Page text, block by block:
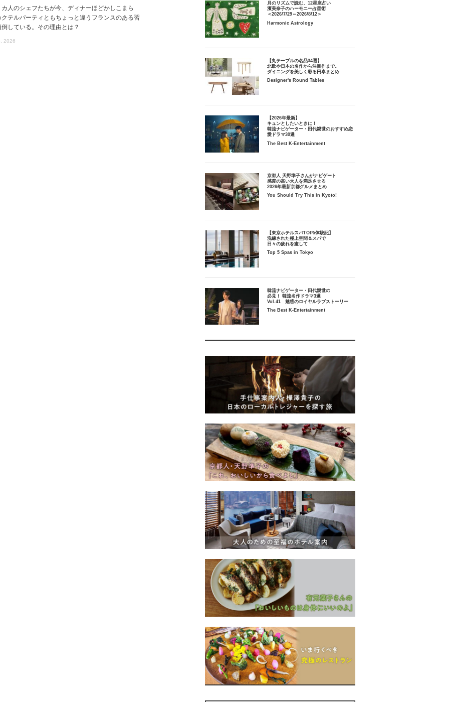
カ人のシェフたちが今、ディナーほどかしこまら
クテルパーティともちょっと違うフランスのある習
している。その理由とは？
2026
月のリズムで読む、12星座占い
濱美奈子のハーモニー占星術
＜2026/7/29～2026/8/12＞
Harmonic Astrology
【丸テーブルの名品34選】
北欧や日本の名作から注目作まで。
ダイニングを美しく彩る円卓まとめ
Designer's Round Tables
【2026年最新】
キュンとしたいときに！
韓流ナビゲーター・田代親世のおすすめ恋
愛ドラマ30選
The Best K-Entertainment
京都人 天野準子さんがナビゲート
感度の高い大人を満足させる
2026年最新京都グルメまとめ
You Should Try This in Kyoto!
【東京ホテルスパTOP5体験記】
洗練された極上空間＆スパで
日々の疲れを癒して
Top 5 Spas in Tokyo
韓流ナビゲーター・田代親世の
必見！ 韓流名作ドラマ3選
Vol.41 魅惑のロイヤルラブストーリー
The Best K-Entertainment